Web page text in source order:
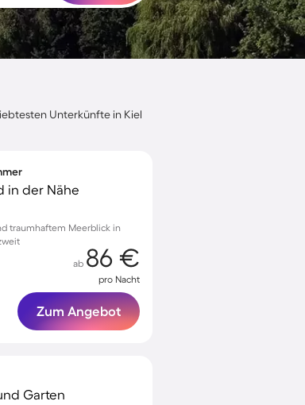
Unterkünfte in Kiel
in der Nähe
traumhaftem Meerblick in
ab 86 €
pro Nacht
Zum Angebot
Garten